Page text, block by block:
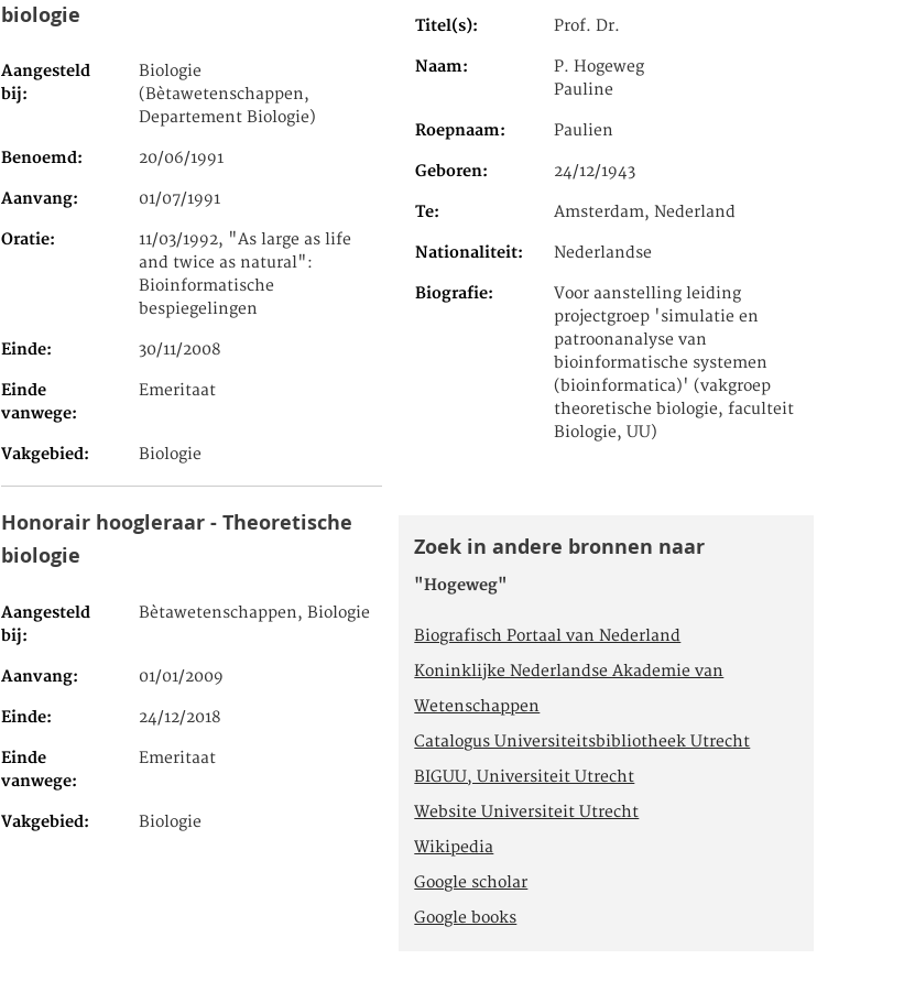
biologie
Aangesteld
bij
Biologie
(Bètawetenschappen,
Departement Biologie)
Benoemd 20/06/1991
Aanvang 01/07/1991
Oratie
11/03/1992, "As large as life
and twice as natural":
Bioinformatische
bespiegelingen
Einde 30/11/2008
Einde
vanwege
Emeritaat
Vakgebied Biologie
Honorair hoogleraar - Theoretische
biologie
Aangesteld
bij
Bètawetenschappen, Biologie
Aanvang 01/01/2009
Einde 24/12/2018
Einde
vanwege
Emeritaat
Vakgebied Biologie
Titel(s) Prof. Dr.
Naam
P. Hogeweg
Pauline
Roepnaam Paulien
Geboren 24/12/1943
Te Amsterdam, Nederland
Nationaliteit Nederlandse
Biografie
Voor aanstelling leiding
projectgroep 'simulatie en
patroonanalyse van
bioinformatische systemen
(bioinformatica)' (vakgroep
theoretische biologie, faculteit
Biologie, UU)
Zoek in andere bronnen naar
"Hogeweg"
Biografisch Portaal van Nederland
Koninklijke Nederlandse Akademie van
Wetenschappen
Catalogus Universiteitsbibliotheek Utrecht
BIGUU, Universiteit Utrecht
Website Universiteit Utrecht
Wikipedia
Google scholar
Google books